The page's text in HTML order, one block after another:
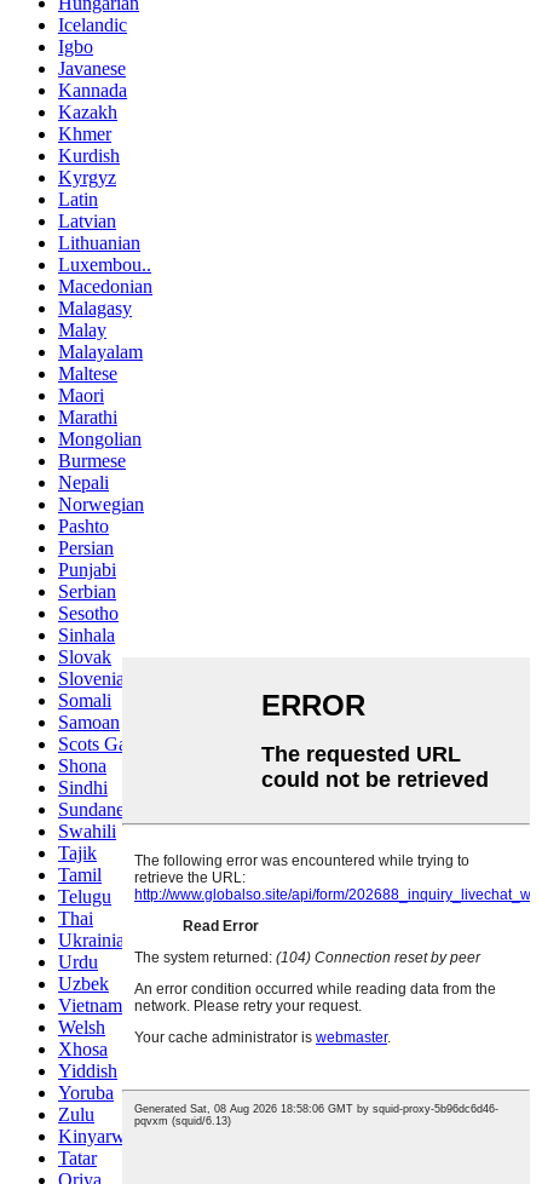
Icelandic
Igbo
Javanese
Kannada
Kazakh
Khmer
Kurdish
Kyrgyz
Latin
Latvian
Lithuanian
Luxembou..
Macedonian
Malagasy
Malay
Malayalam
Maltese
Maori
Marathi
Mongolian
Burmese
Nepali
Norwegian
Pashto
Persian
Punjabi
Serbian
Sesotho
Sinhala
Slovak
Slovenian
Somali
Samoan
Scots Gaelic
Shona
Sindhi
Sundanese
Swahili
Tajik
Tamil
Telugu
Thai
Ukrainian
Urdu
Uzbek
Vietnamese
Welsh
Xhosa
Yiddish
Yoruba
Zulu
Kinyarwanda
Tatar